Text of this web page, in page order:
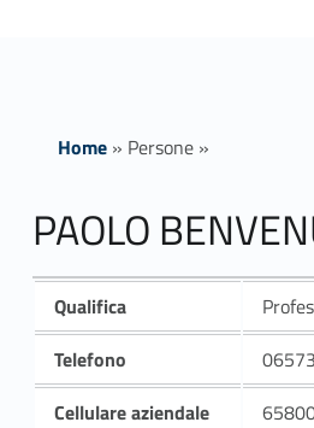
Home» Persone»
PAOLO
Qualifica
Telefono
Cellulare aziendale